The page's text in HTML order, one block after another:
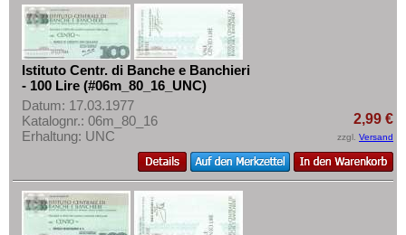
Istituto Centr. di Banche e Banchieri
- 100 Lire (#06m_80_16_UNC)
Datum: 17.03.1977
Katalognr.: 06m_80_16
Erhaltung: UNC
2,99 €
zzgl. Versand